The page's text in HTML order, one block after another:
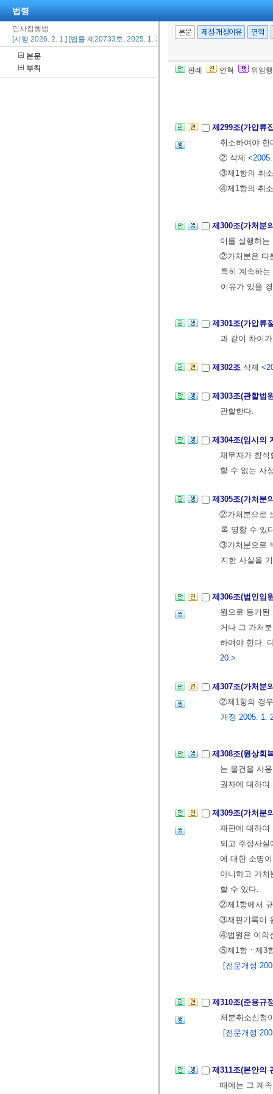
법령
민사집행법
[시행 2026. 2. 1.] [법률 제20733호, 2025. 1. 31., 일부개정]
본문
부칙
본문 제정·개정이유 연혁
판례 연혁 위임
압류의 집행기
②제1항의 경
가압류를 집행
제299조(가압류
취소하여야
② 삭제
③제1항의 취
④제1항의 취
제300조(가처분
이를 실행하
②가처분은 다
특히 계속하
이유가 있을
제301조(가압류
과 같이 차이
제302조 삭제
제303조(관할법
관할한다.
제304조(임시의
채무자가 참
할 수 없는 사
제305조(가처분
②가처분으로
록 명할 수 있
③가처분으로
지한 사실을
제306조(법인임
원으로 등기
거나 그 가처
하여야 한다.
20.>
제307조(가처분
②제1항의 경
개정 2005. 1.
제308조(원상회
는 물건을 사
권자에 대하
제309조(가처분
재판에 대하여
되고 주장사
에 대한 소명
아니하고 가
할 수 있다.
②제1항에서
③재판기록이
④법원은 이의
⑤제1항ㆍ제3
[전문개정
제310조(준용규
처분취소신청
[전문개정
제311조(본안의
때에는 그 계